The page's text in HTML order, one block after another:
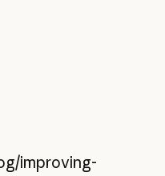
improving-